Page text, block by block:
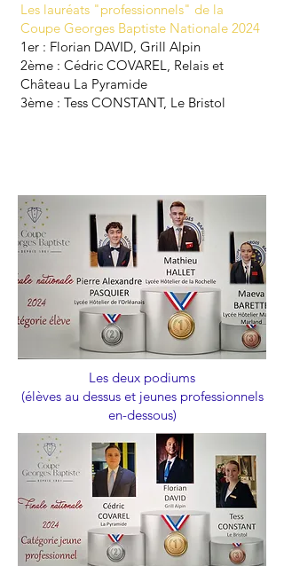
​Les lauréats "professionnels" de la
Coupe Georges Baptiste Nationale 2024
1er : Florian DAVID, Grill Alpin
2ème : Cédric COVAREL, Relais et
Château La Pyramide
3ème : Tess CONSTANT, Le Bristol
Les deux podiums
(élèves au dessus et jeunes professionnels
en-dessous)